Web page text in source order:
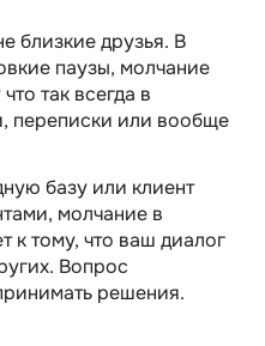
близкие друзья. В
паузы, молчание
так всегда в
переписки или вообще
базу или клиент
молчание в
к тому, что ваш диалог
Вопрос
решения.